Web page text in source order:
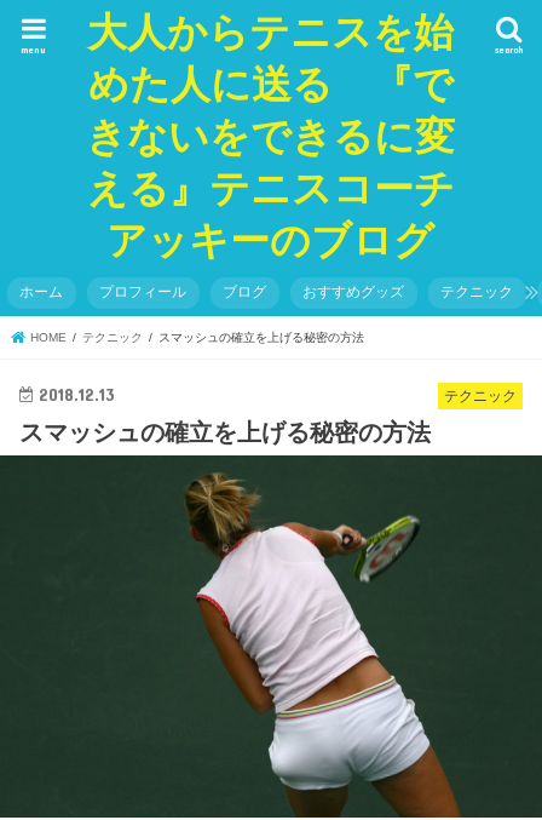
大人からテニスを始
めた人に送る 『で
きないをできるに変
える』テニスコーチ
アッキーのブログ
search
menu
ホーム プロフィール ブログ おすすめグッズ テクニック
HOME テクニック スマッシュの確立を上げる秘密の方法
テクニック
2018.12.13
スマッシュの確立を上げる秘密の方法